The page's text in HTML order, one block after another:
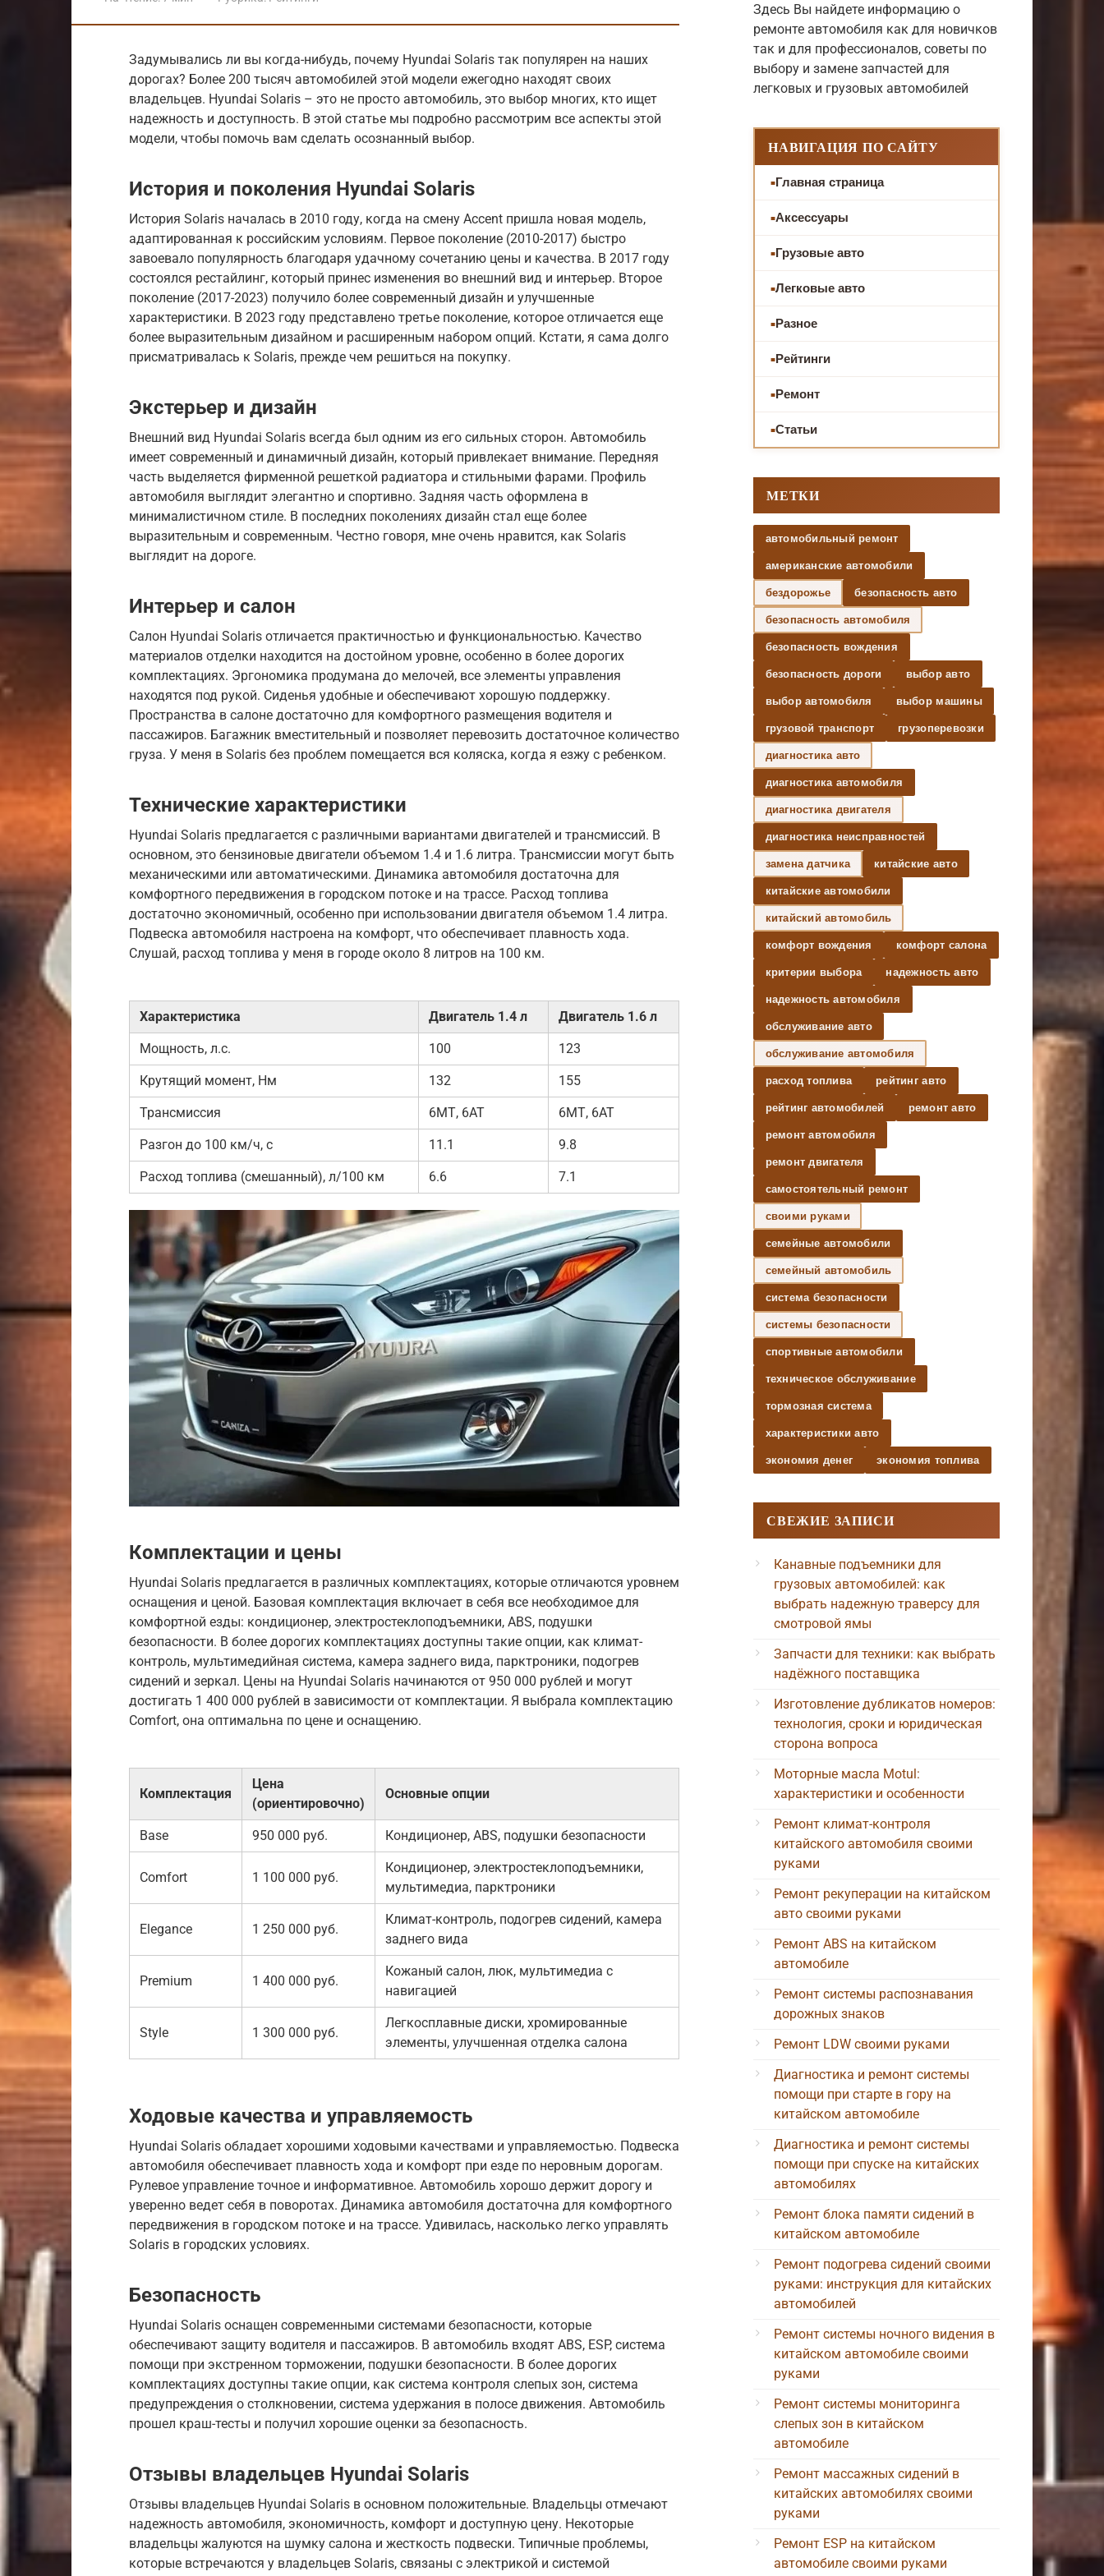
Задумывались ли вы когда-нибудь, почему Hyundai Solaris так популярен на наших
дорогах? Более 200 тысяч автомобилей этой модели ежегодно находят своих
владельцев. Hyundai Solaris – это не просто автомобиль, это выбор многих, кто ищет
надежность и доступность. В этой статье мы подробно рассмотрим все аспекты этой
модели, чтобы помочь вам сделать осознанный выбор.
История и поколения Hyundai Solaris
История Solaris началась в 2010 году, когда на смену Accent пришла новая модель,
адаптированная к российским условиям. Первое поколение (2010-2017) быстро
завоевало популярность благодаря удачному сочетанию цены и качества. В 2017 году
состоялся рестайлинг, который принес изменения во внешний вид и интерьер. Второе
поколение (2017-2023) получило более современный дизайн и улучшенные
характеристики. В 2023 году представлено третье поколение, которое отличается еще
более выразительным дизайном и расширенным набором опций. Кстати, я сама долго
присматривалась к Solaris, прежде чем решиться на покупку.
Экстерьер и дизайн
Внешний вид Hyundai Solaris всегда был одним из его сильных сторон. Автомобиль
имеет современный и динамичный дизайн, который привлекает внимание. Передняя
часть выделяется фирменной решеткой радиатора и стильными фарами. Профиль
автомобиля выглядит элегантно и спортивно. Задняя часть оформлена в
минималистичном стиле. В последних поколениях дизайн стал еще более
выразительным и современным. Честно говоря, мне очень нравится, как Solaris
выглядит на дороге.
Интерьер и салон
Салон Hyundai Solaris отличается практичностью и функциональностью. Качество
материалов отделки находится на достойном уровне, особенно в более дорогих
комплектациях. Эргономика продумана до мелочей, все элементы управления
находятся под рукой. Сиденья удобные и обеспечивают хорошую поддержку.
Пространства в салоне достаточно для комфортного размещения водителя и
пассажиров. Багажник вместительный и позволяет перевозить достаточное количество
груза. У меня в Solaris без проблем помещается вся коляска, когда я езжу с ребенком.
Технические характеристики
Hyundai Solaris предлагается с различными вариантами двигателей и трансмиссий. В
основном, это бензиновые двигатели объемом 1.4 и 1.6 литра. Трансмиссии могут быть
механическими или автоматическими. Динамика автомобиля достаточна для
комфортного передвижения в городском потоке и на трассе. Расход топлива
достаточно экономичный, особенно при использовании двигателя объемом 1.4 литра.
Подвеска автомобиля настроена на комфорт, что обеспечивает плавность хода.
Слушай, расход топлива у меня в городе около 8 литров на 100 км.
Характеристика Двигатель 1.4 л Двигатель 1.6 л
Мощность, л.с. 100 123
Крутящий момент, Нм 132 155
Трансмиссия 6МТ, 6АТ 6МТ, 6АТ
Разгон до 100 км/ч, с 11.1 9.8
Расход топлива (смешанный), л/100 км 6.6 7.1
Комплектации и цены
Hyundai Solaris предлагается в различных комплектациях, которые отличаются уровнем
оснащения и ценой. Базовая комплектация включает в себя все необходимое для
комфортной езды: кондиционер, электростеклоподъемники, ABS, подушки
безопасности. В более дорогих комплектациях доступны такие опции, как климат-
контроль, мультимедийная система, камера заднего вида, парктроники, подогрев
сидений и зеркал. Цены на Hyundai Solaris начинаются от 950 000 рублей и могут
достигать 1 400 000 рублей в зависимости от комплектации. Я выбрала комплектацию
Comfort, она оптимальна по цене и оснащению.
Комплектация
Цена
(ориентировочно)
Основные опции
Base 950 000 руб. Кондиционер, ABS, подушки безопасности
Comfort 1 100 000 руб.
Кондиционер, электростеклоподъемники,
мультимедиа, парктроники
Elegance 1 250 000 руб.
Климат-контроль, подогрев сидений, камера
заднего вида
Premium 1 400 000 руб.
Кожаный салон, люк, мультимедиа с
навигацией
Style 1 300 000 руб.
Легкосплавные диски, хромированные
элементы, улучшенная отделка салона
Ходовые качества и управляемость
Hyundai Solaris обладает хорошими ходовыми качествами и управляемостью. Подвеска
автомобиля обеспечивает плавность хода и комфорт при езде по неровным дорогам.
Рулевое управление точное и информативное. Автомобиль хорошо держит дорогу и
уверенно ведет себя в поворотах. Динамика автомобиля достаточна для комфортного
передвижения в городском потоке и на трассе. Удивилась, насколько легко управлять
Solaris в городских условиях.
Безопасность
Hyundai Solaris оснащен современными системами безопасности, которые
обеспечивают защиту водителя и пассажиров. В автомобиль входят ABS, ESP, система
помощи при экстренном торможении, подушки безопасности. В более дорогих
комплектациях доступны такие опции, как система контроля слепых зон, система
предупреждения о столкновении, система удержания в полосе движения. Автомобиль
прошел краш-тесты и получил хорошие оценки за безопасность.
Отзывы владельцев Hyundai Solaris
Отзывы владельцев Hyundai Solaris в основном положительные. Владельцы отмечают
надежность автомобиля, экономичность, комфорт и доступную цену. Некоторые
владельцы жалуются на шумку салона и жесткость подвески. Типичные проблемы,
которые встречаются у владельцев Solaris, связаны с электрикой и системой
Здесь Вы найдете информацию о
ремонте автомобиля как для новичков
так и для профессионалов, советы по
выбору и замене запчастей для
легковых и грузовых автомобилей
НАВИГАЦИЯ ПО САЙТУ
Главная страница
Аксессуары
Грузовые авто
Легковые авто
Разное
Рейтинги
Ремонт
Статьи
МЕТКИ
автомобильный ремонт
американские автомобили
бездорожье безопасность авто
безопасность автомобиля
безопасность вождения
безопасность дороги выбор авто
выбор автомобиля выбор машины
грузовой транспорт грузоперевозки
диагностика авто
диагностика автомобиля
диагностика двигателя
диагностика неисправностей
замена датчика китайские авто
китайские автомобили
китайский автомобиль
комфорт вождения комфорт салона
критерии выбора надежность авто
надежность автомобиля
обслуживание авто
обслуживание автомобиля
расход топлива рейтинг авто
рейтинг автомобилей ремонт авто
ремонт автомобиля
ремонт двигателя
самостоятельный ремонт
своими руками
семейные автомобили
семейный автомобиль
система безопасности
системы безопасности
спортивные автомобили
техническое обслуживание
тормозная система
характеристики авто
экономия денег экономия топлива
СВЕЖИЕ ЗАПИСИ
Канавные подъемники для
грузовых автомобилей: как
выбрать надежную траверсу для
смотровой ямы
Запчасти для техники: как выбрать
надёжного поставщика
Изготовление дубликатов номеров:
технология, сроки и юридическая
сторона вопроса
Моторные масла Motul:
характеристики и особенности
Ремонт климат-контроля
китайского автомобиля своими
руками
Ремонт рекуперации на китайском
авто своими руками
Ремонт ABS на китайском
автомобиле
Ремонт системы распознавания
дорожных знаков
Ремонт LDW своими руками
Диагностика и ремонт системы
помощи при старте в гору на
китайском автомобиле
Диагностика и ремонт системы
помощи при спуске на китайских
автомобилях
Ремонт блока памяти сидений в
китайском автомобиле
Ремонт подогрева сидений своими
руками: инструкция для китайских
автомобилей
Ремонт системы ночного видения в
китайском автомобиле своими
руками
Ремонт системы мониторинга
слепых зон в китайском
автомобиле
Ремонт массажных сидений в
китайских автомобилях своими
руками
Ремонт ESP на китайском
автомобиле своими руками